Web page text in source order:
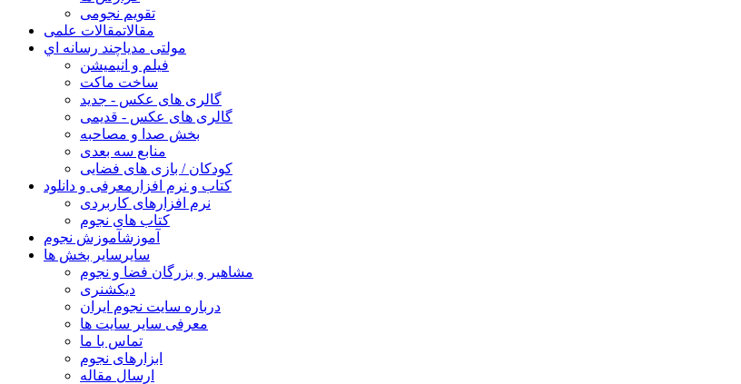
تقویم نجومی
مقالاتمقالات علمی
مولتی مدیاچند رسانه اي
فیلم و انیمیشن
ساخت ماکت
گالری های عکس - جدید
گالری های عکس - قدیمی
بخش صدا و مصاحبه
منابع سه بعدی
کودکان / بازی های فضایی
کتاب و نرم افزار معرفی و دانلود
نرم افزارهای کاربردی
کتاب های نجوم
آموزشآموزش نجوم
سایر سایر بخش ها
مشاهیر و بزرگان فضا و نجوم
دیکشنری
درباره سایت نجوم ایران
معرفی سایر سایت ها
تماس با ما
ابزارهای نجوم
ارسال مقاله